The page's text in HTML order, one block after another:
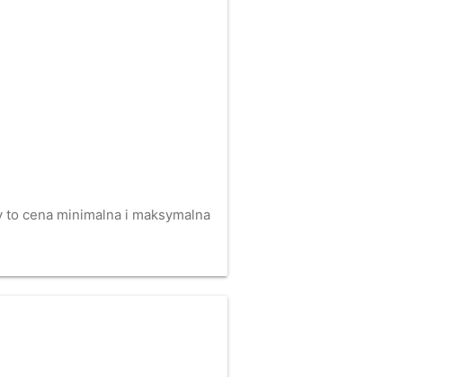
cena minimalna i maksymalna